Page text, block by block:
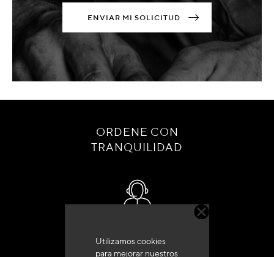
Utilizamos cookies
para mejorar nuestros
ENVIAR MI SOLICITUD
ORDENE CON
TRANQUILIDAD
+33 (0)4 79 72 62 22 Pulse 1